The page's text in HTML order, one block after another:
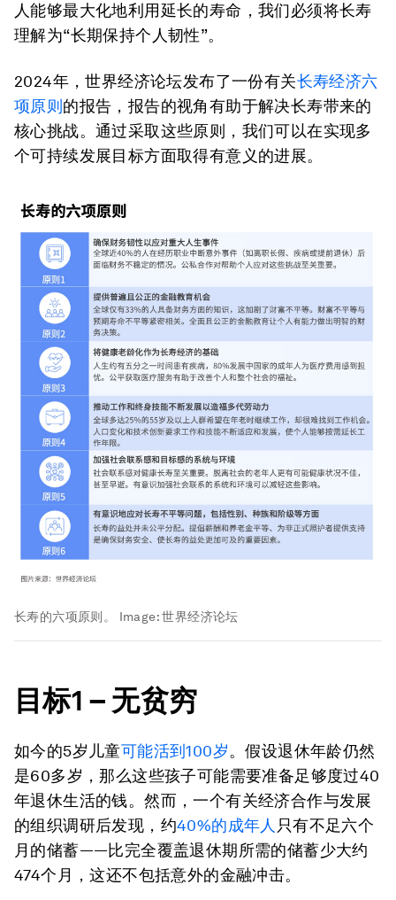
人能够最大化地利用延长的寿命，我们必须将长寿
理解为“长期保持个人韧性”。
2024年，世界经济论坛发布了一份有关长寿经济六
项原则 的报告，报告的视角有助于解决长寿带来的
核心挑战。通过采取这些原则，我们可以在实现多
个可持续发展目标方面取得有意义的进展。
长寿的六项原则。 Image:世界经济论坛
目标1 – 无贫穷
如今的5岁儿童可能活到100岁。假设退休年龄仍然
是60多岁，那么这些孩子可能需要准备足够度过40
年退休生活的钱。然而，一个有关经济合作与发展
的组织调研后发现，约40%的成年人 只有不足六个
月的储蓄——比完全覆盖退休期所需的储蓄少大约
474个月，这还不包括意外的金融冲击。